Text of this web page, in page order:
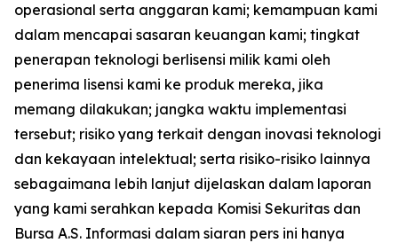
operasional serta anggaran kami; kemampuan kami
dalam mencapai sasaran keuangan kami; tingkat
penerapan teknologi berlisensi milik kami oleh
penerima lisensi kami ke produk mereka, jika
memang dilakukan; jangka waktu implementasi
tersebut; risiko yang terkait dengan inovasi teknologi
dan kekayaan intelektual; serta risiko-risiko lainnya
sebagaimana lebih lanjut dijelaskan dalam laporan
yang kami serahkan kepada Komisi Sekuritas dan
Bursa A.S. Informasi dalam siaran pers ini hanya